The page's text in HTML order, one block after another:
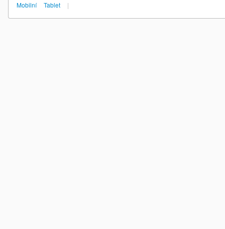
Mobilní
Tablet |